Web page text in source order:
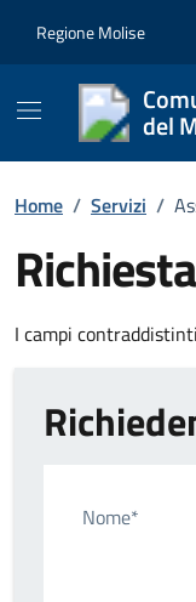
Regione Molise
del
Home / Servizi /
I campi
Nome*